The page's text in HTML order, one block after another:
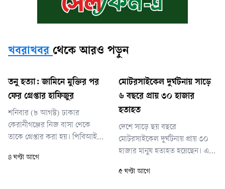
খবরাখবর থেকে আরও পড়ুন
তনু হত্যা: জামিনে মুক্তির পর
ফের গ্রেপ্তার হাফিজুর
শনিবার (৮ আগস্ট) ঢাকার
কেরানীগঞ্জের নিজ বাসা থেকে
তাকে গ্রেপ্তার করা হয়। পিবিআই
অনুযায়ী আত্মসমর্পণ না করায় তাকে
৪ ঘণ্টা আগে
মোটরসাইকেল দুর্ঘটনায় সাড়ে
৬ বছরে প্রায় ৩০ হাজার
হতাহত
দেশে সাড়ে ছয় বছরে
মোটরসাইকেল দুর্ঘটনায় প্রায় ৩০
হাজার মানুষ হতাহত হয়েছেন। এর
এবং ১৪ হাজার ১৪৩ জন আহত
৫ ঘণ্টা আগে